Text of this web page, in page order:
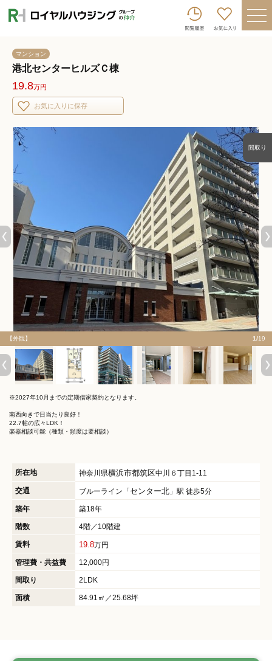
マンション
港北センターヒルズＣ棟
19.8万円
お気に入りに保存
【外観】 1/19
間取り
※2027年10月までの定期借家契約となります。
南西向きで日当たり良好！
22.7帖の広々LDK！
楽器相談可能（種類・頻度は要相談）
所在地 神奈川県横浜市都筑区中川６丁目1-11
交通 ブルーライン「センター北 」駅 徒歩5分
築年 築18年
階数 4階／10階建
賃料 19.8万円
管理費・共益費 12,000円
間取り 2LDK
面積 84.91㎡／25.68坪
ロイヤルハウジンググループトップへ
売りたい
貸したい
会員登録